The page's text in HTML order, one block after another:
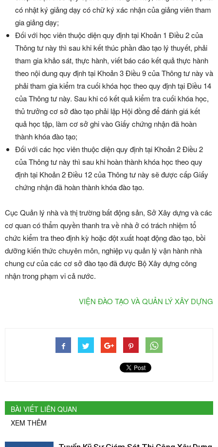
có nhật ký giảng dạy có chữ ký xác nhận của giảng viên tham
gia giảng dạy;
Đối với học viên thuộc diện quy định tại Khoản 1 Điều 2 của
Thông tư này thì sau khi kết thúc phần đào tạo lý thuyết, phải
tham gia khảo sát, thực hành, viết báo cáo kết quả thực hành
theo nội dung quy định tại Khoản 3 Điều 9 của Thông tư này và
phải tham gia kiểm tra cuối khóa học theo quy định tại Điều 14
của Thông tư này. Sau khi có kết quả kiểm tra cuối khóa học,
thủ trưởng cơ sở đào tạo phải lập Hội đồng để đánh giá kết
quả học tập, làm cơ sở ghi vào Giấy chứng nhận đã hoàn
thành khóa đào tạo;
Đối với các học viên thuộc diện quy định tại Khoản 2 Điều 2
của Thông tư này thì sau khi hoàn thành khóa học theo quy
định tại Khoản 2 Điều 12 của Thông tư này sẽ được cấp Giấy
chứng nhận đã hoàn thành khóa đào tạo.
Cục Quản lý nhà và thị trường bất động sản, Sở Xây dựng và các
cơ quan có thẩm quyền thanh tra về nhà ở có trách nhiệm tổ
chức kiểm tra theo định kỳ hoặc đột xuất hoạt động đào tạo, bồi
dưỡng kiến thức chuyên môn, nghiệp vụ quản lý vận hành nhà
chung cư của các cơ sở đào tạo đã được Bộ Xây dựng công
nhận trong phạm vi cả nước.
VIỆN ĐÀO TẠO VÀ QUẢN LÝ XÂY DỰNG
BÀI VIẾT LIÊN QUAN
XEM THÊM